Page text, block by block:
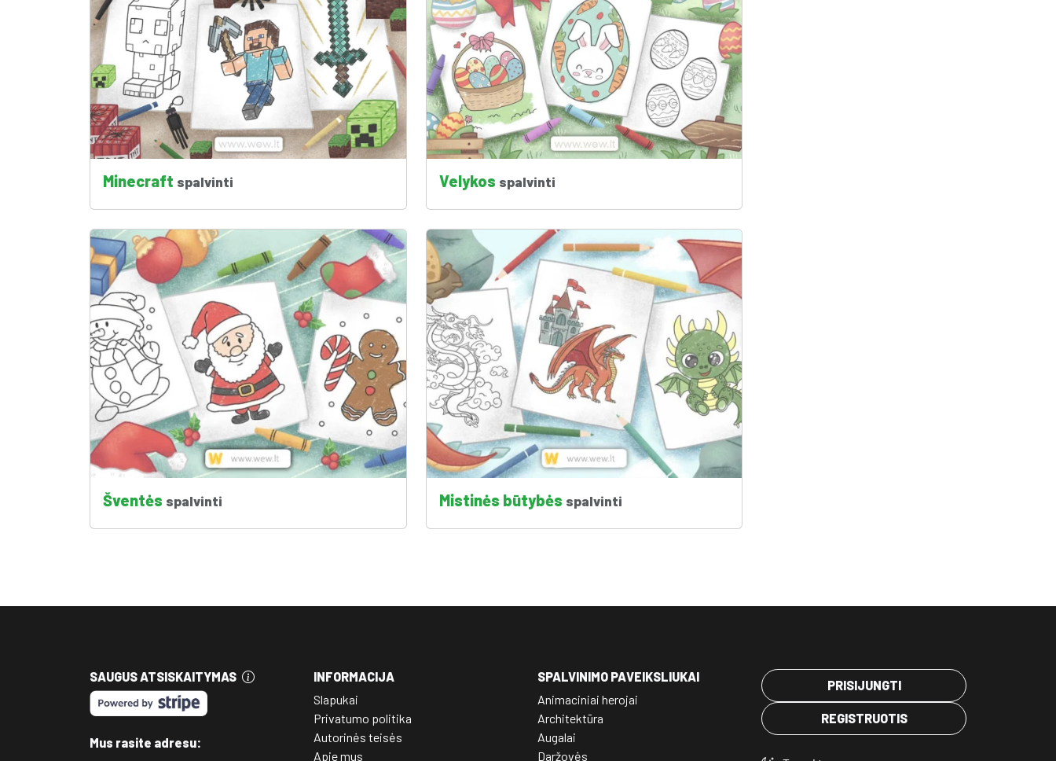
Minecraft spalvinti Velykos spalvinti
Šventės spalvinti Mistinės būtybės spalvinti
SAUGUS ATSISKAITYMAS
Mus rasite adresu:
INFORMACIJA
Slapukai
Privatumo politika
Autorinės teisės
Apie mus
SPALVINIMO PAVEIKSLIUKAI
Animaciniai herojai
Architektūra
Augalai
Daržovės
PRISIJUNGTI
REGISTRUOTIS